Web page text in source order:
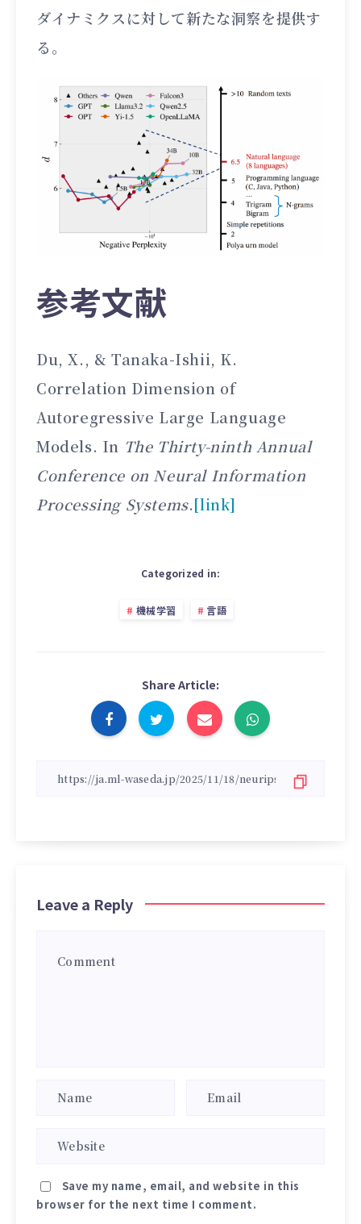
ダイナミクスに対して新たな洞察を提供す
る。
参考文献
Du, X., & Tanaka-Ishii, K.
Correlation Dimension of
Autoregressive Large Language
Models. In The Thirty-ninth Annual
Conference on Neural Information
Processing Systems.[link]
Categorized in:
機械学習 言語
Share Article:
Leave a Reply
Save my name, email, and website in this
browser for the next time I comment.